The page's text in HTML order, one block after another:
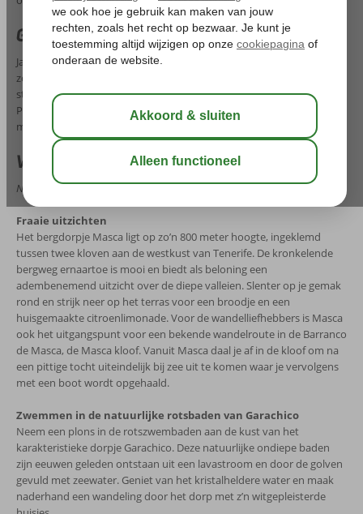
Goedkope last minute Tenerife
Jaarlijks trekt de kustlijn van Tenerife miljoenen bezoekers. En niet
zonder reden. Naast zwarte lavastranden vind je hier ook goudgele
stranden om heerlijk te relaxen. Vooral de stranden in Los Cristianos,
Playa de las Americas en Costa Adeje zijn geliefd. Minder massaal,
maar zeker niet minder bijzonder, is het strand van Los Gigantes.
Wat te doen op je last minute Tenerife
Natuurlijk rotsbaden, fraaie uitzichten en heldere sterrenhemels
Fraaie uitzichten
Het bergdorpje Masca ligt op zo’n 800 meter hoogte, ingeklemd
tussen twee kloven aan de westkust van Tenerife. De kronkelende
bergweg ernaartoe is mooi en biedt als beloning een
adembenemend uitzicht over de diepe valleien. Slenter op je gemak
rond en strijk neer op het terras voor een broodje en een
huisgemaakte citroenlimonade. Voor de wandelliefhebbers is Masca
ook het uitgangspunt voor een bekende wandelroute in de Barranco
de Masca, de Masca kloof. Vanuit Masca daal je af in de kloof om na
een pittige tocht uiteindelijk bij zee uit te komen waar je vervolgens
met een boot wordt opgehaald.
Zwemmen in de natuurlijke rotsbaden van Garachico
Neem een plons in de rotszwembaden aan de kust van het
karakteristieke dorpje Garachico. Deze natuurlijke ondiepe baden
zijn eeuwen geleden ontstaan uit een lavastroom en door de golven
gevuld met zeewater. Geniet van het kristalheldere water en maak
naderhand een wandeling door het dorp met z’n witgepleisterde